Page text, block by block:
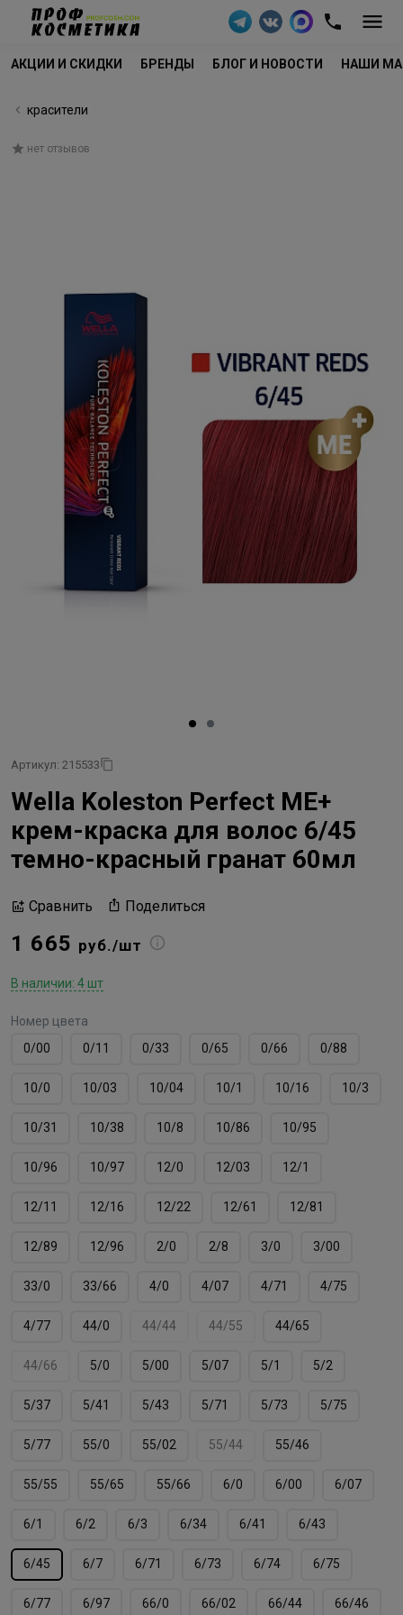
АКЦИИ И СКИДКИ БРЕНДЫ БЛОГ И НОВОСТИ НАШИ
красители
нет отзывов
Артикул: 215533
Wella Koleston Perfect ME+
крем-краска для волос 6/45
темно-красный гранат 60мл
Сравнить Поделиться
1 665 руб./шт
В наличии: 4 шт
Номер цвета
0/00
0/11 0/33 0/65 0/66 0/88
10/0 10/03 10/04 10/1 10/16 10/3
10/31 10/38 10/8 10/86 10/95
10/96 10/97 12/0 12/03 12/1
12/11 12/16 12/22 12/61 12/81
12/89 12/96 2/0 2/8 3/0 3/00
33/0 33/66 4/0 4/07 4/71 4/75
4/77 44/0 44/44 44/55 44/65
44/66 5/0 5/00 5/07 5/1 5/2
5/37 5/41 5/43 5/71 5/73 5/75
5/77 55/0 55/02 55/44 55/46
55/55 55/65 55/66 6/0 6/00 6/07
6/1 6/2 6/3 6/34 6/41 6/43
6/45 6/7 6/71 6/73 6/74 6/75
6/77 6/97 66/0 66/02 66/44 66/46